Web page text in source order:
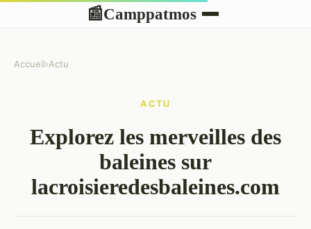
📰Camppatmos
Accueil›Actu
ACTU
Explorez les merveilles des
baleines sur
lacroisieredesbaleines.com